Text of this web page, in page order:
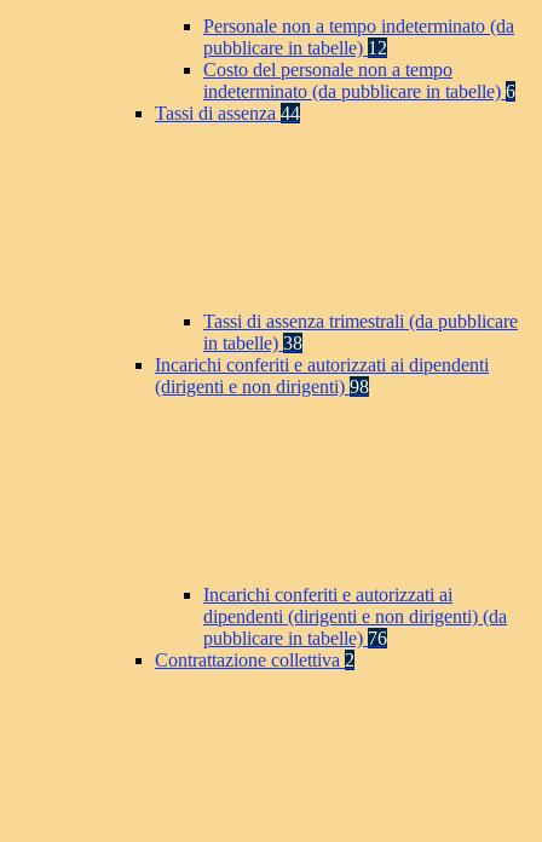
Personale non a tempo indeterminato (da
pubblicare in tabelle) 12
Costo del personale non a tempo
indeterminato (da pubblicare in tabelle) 6
Tassi di assenza 44
Tassi di assenza trimestrali (da pubblicare
in tabelle) 38
Incarichi conferiti e autorizzati ai dipendenti
(dirigenti e non dirigenti) 98
Incarichi conferiti e autorizzati ai
dipendenti (dirigenti e non dirigenti) (da
pubblicare in tabelle) 76
Contrattazione collettiva 2